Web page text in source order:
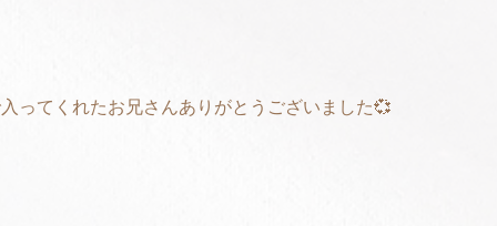
ってくれたお兄さんありがとうございました💞